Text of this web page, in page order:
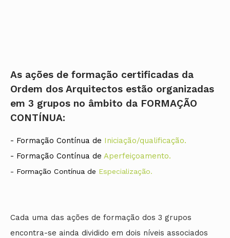
As ações de formação certificadas da
Ordem dos Arquitectos estão organizadas
em 3 grupos no âmbito da FORMAÇÃO
CONTÍNUA:
- Formação Contínua de Iniciação/qualificação.
- Formação Contínua de Aperfeiçoamento.
- Formação Contínua de Especialização.
Cada uma das ações de formação dos 3 grupos
encontra-se ainda dividido em dois níveis associados